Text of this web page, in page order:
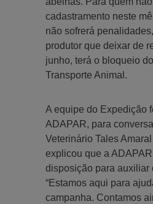
cadastramento neste
não sofrerá
produtor que deixar de
junho, terá o bloqueio
Transporte Animal.
A equipe do Expedição
ADAPAR, para
Veterinário Tales
explicou que a
disposição para auxiliar
“Estamos aqui para
campanha. Contamos